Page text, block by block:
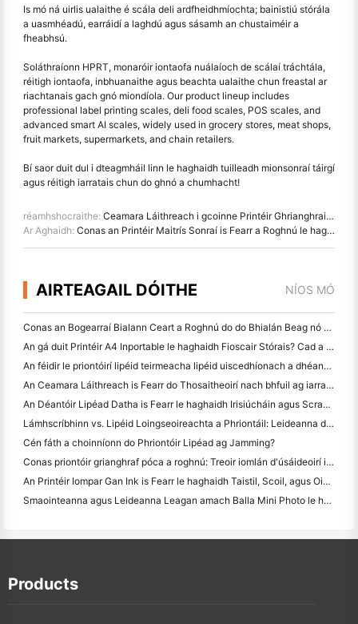
Is mó ná uirlis ualaithe é scála deli ardfheidhmíochta; bainistiú stórála
a uasmhéadú, earráidí a laghdú agus sásamh an chustaiméir a
fheabhsú.
Soláthraíonn HPRT, monaróir iontaofa nuálaíoch de scálaí tráchtála,
réitigh iontaofa, inbhuanaithe agus beachta ualaithe chun freastal ar
riachtanais gach gnó miondíola. Our product lineup includes
professional label printing scales, deli food scales, POS scales, and
advanced smart AI scales, widely used in grocery stores, meat shops,
fruit markets, supermarkets, and chain retailers.
Bí saor duit dul i dteagmháil linn le haghaidh tuilleadh mionsonraí táirgí
agus réitigh iarratais chun do ghnó a chumhacht!
réamhshocraithe: Ceamara Láithreach i gcoinne Printéir Ghrianghraif Iniompar: Cé acu is fearr duit?
Ar Aghaidh: Conas an Printéir Maitrís Sonraí is Fearr a Roghnú le haghaidh Inrianaitheachta Táirge
AIRTEAGAIL DÓITHE NÍOS MÓ
Conas an Bogearraí Bialann Ceart a Roghnú do do Bhialán Beag nó Meánmhéide
An gá duit Printéir A4 Inportable le haghaidh Fioscair Stórais? Cad a Oibríonn i ndáiríre
An féidir le priontóirí lipéid teirmeacha lipéid uiscedhíonach a dhéanamh do tháirgí gnó beag?
An Ceamara Láithreach is Fearr do Thosaitheoirí nach bhfuil ag iarraidh páipéar a chaitheamh
An Déantóir Lipéad Datha is Fearr le haghaidh Irisiúcháin agus Scrapbooking: Cuir Tuilleadh Datha le Gach Leathanach
Lámhscríbhinn vs. Lipéid Loingseoireachta a Phriontáil: Leideanna do Ghnólachtaí Beaga in 2026
Cén fáth a choinníonn do Phriontóir Lipéad ag Jamming?
Conas priontóir grianghraf póca a roghnú: Treoir iomlán d'úsáideoirí iris, taistil agus iPhone
An Printéir Iompar Gan Ink is Fearr le haghaidh Taistil, Scoil, agus Oibre Soghluaiste: Athbhreithniú Hanin MT620 Pro
Smaointeanna agus Leideanna Leagan amach Balla Mini Photo le haghaidh maisiú seomra leapa agus dormitory
Products